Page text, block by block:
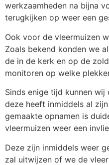
werkzaamheden na bijna
terugkijken op weer een
Ook voor de vleermuizen
Zoals bekend konden we
de in de kerk en op de
monitoren op welke
Sinds enige tijd kunnen
deze heeft inmiddels al
gemaakte opnamen is
vleermuizen weer een
Deze zijn inmiddels weer
zal uitwijzen of we de